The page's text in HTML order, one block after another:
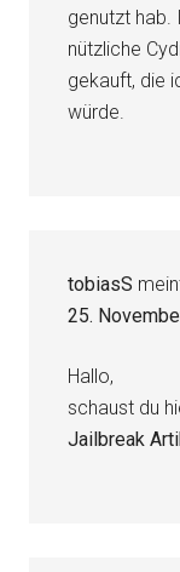
genutzt hab.
nützliche
gekauft, die
würde.
tobiasS
25.
Hallo,
schaust du
Jailbreak